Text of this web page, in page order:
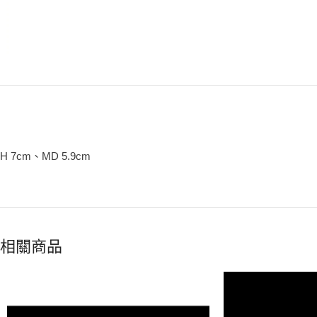
H 7cm、MD 5.9cm
相關商品